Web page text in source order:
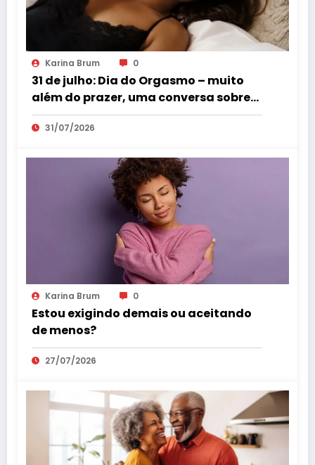
Karina Brum 0
31 de julho: Dia do Orgasmo – muito
além do prazer, uma conversa sobre
saúde feminina
31/07/2026
Karina Brum 0
Estou exigindo demais ou aceitando
de menos?
27/07/2026